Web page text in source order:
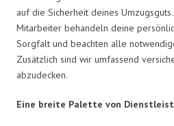
auf die Sicherheit deines
Mitarbeiter behandeln deine
Sorgfalt und beachten alle
Zusätzlich sind wir umfassend
abzudecken.
Eine breite Palette von